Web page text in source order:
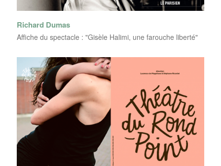
Richard Dumas
Affiche du spectacle : "Gisèle Halimi, une farouche liberté"